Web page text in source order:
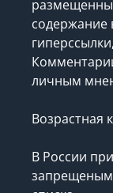
содержание
личным
Возрастная
В России